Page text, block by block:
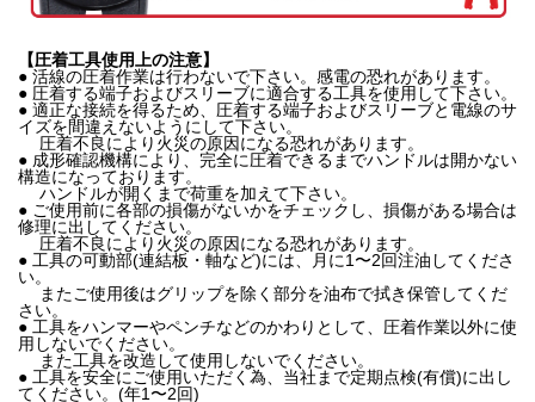
【圧着工具使用上の注意】
● 活線の圧着作業は行わないで下さい。感電の恐れがあります。
● 圧着する端子およびスリーブに適合する工具を使用して下さい。
● 適正な接続を得るため、圧着する端子およびスリーブと電線のサ
イズを間違えないようにして下さい。
圧着不良により火災の原因になる恐れがあります。
● 成形確認機構により、完全に圧着できるまでハンドルは開かない
構造になっております。
ハンドルが開くまで荷重を加えて下さい。
● ご使用前に各部の損傷がないかをチェックし、損傷がある場合は
修理に出してください。
圧着不良により火災の原因になる恐れがあります。
● 工具の可動部(連結板・軸など)には、月に1〜2回注油してくださ
い。
またご使用後はグリップを除く部分を油布で拭き保管してくだ
さい。
● 工具をハンマーやペンチなどのかわりとして、圧着作業以外に使
用しないでください。
また工具を改造して使用しないでください。
● 工具を安全にご使用いただく為、当社まで定期点検(有償)に出し
てください。(年1〜2回)